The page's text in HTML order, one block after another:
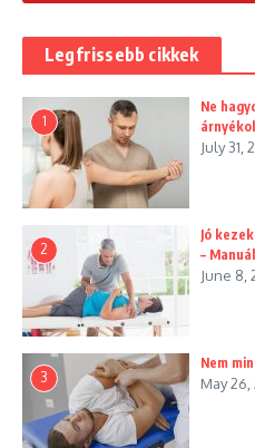
Legfrissebb cikkek
1
Ne
July 31,
2
Jó
–
June 8,
3
Nem
May 26,